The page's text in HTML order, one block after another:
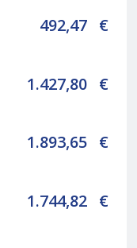
492,47 €
1.427,80 €
1.893,65 €
1.744,82 €